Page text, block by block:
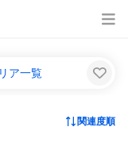
ア一覧
関連度順